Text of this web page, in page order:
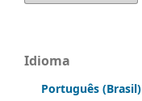
Idioma
Português (Brasil)